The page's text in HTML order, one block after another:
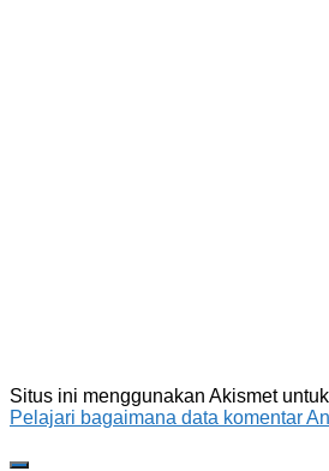
Situs ini menggunakan Akismet
Pelajari bagaimana data komentar